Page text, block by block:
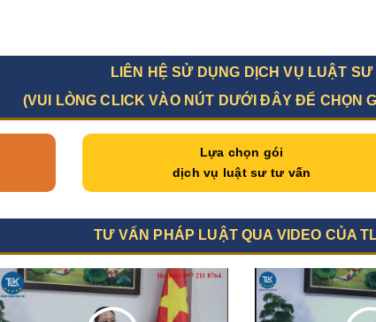
LIÊN HỆ SỬ DỤNG DỊCH VỤ LUẬT SƯ
(VUI LÒNG CLICK VÀO NÚT DƯỚI ĐÂY ĐỂ CHỌN
Lựa chọn gói
dịch vụ luật sư tư vấn
TƯ VẤN PHÁP LUẬT QUA VIDEO CỦA